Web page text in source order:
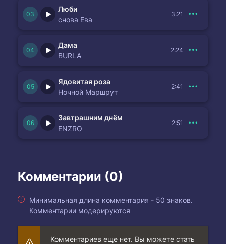
Люби
снова Ева
3:21
Дама
BURLA
2:24
Ядовитая роза
Ночной Маршрут
2:41
Завтрашним днём
ENZRO
2:51
Комментарии (0)
Минимальная длина комментария - 50 знаков.
Комментарии модерируются
Комментариев еще нет. Вы можете стать